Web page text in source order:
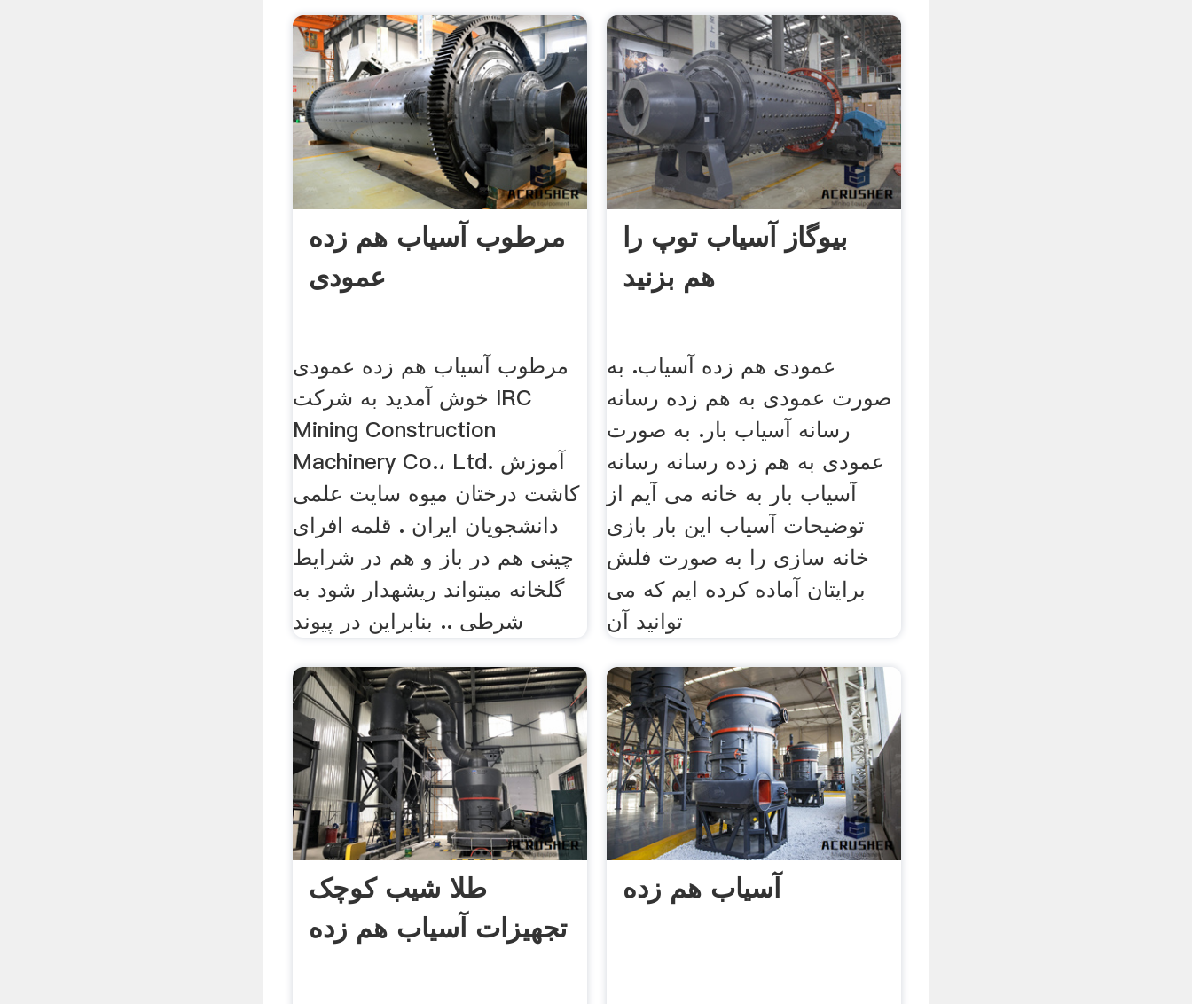
مرطوب آسیاب هم زده
عمودی
مرطوب آسیاب هم زده عمودی
خوش آمدید به شركت IRC
Mining Construction
Machinery Co.، Ltd. آموزش
کاشت درختان میوه سایت علمی
دانشجویان ایران . قلمه افرای
چینی هم در باز و هم در شرایط
گلخانه میتواند ریشهدار شود به
شرطی .. بنابراين در پيوند
بیوگاز آسیاب توپ را
هم بزنید
عمودی هم زده آسیاب. به
صورت عمودی به هم زده رسانه
رسانه آسیاب بار. به صورت
عمودی به هم زده رسانه رسانه
آسیاب بار به خانه می آیم از
توضیحات آسیاب این بار بازی
خانه سازی را به صورت فلش
برایتان آماده کرده ایم که می
توانید آن
طلا شیب کوچک
تجهیزات آسیاب هم زده
آسیاب هم زده